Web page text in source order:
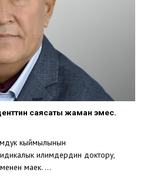
саясаты жаман эмес.
кыймылынын
илимдердин доктору,
маек. ...